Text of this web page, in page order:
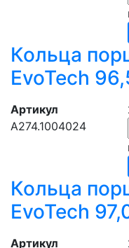
Кольца
EvoTech
Артикул
А274.1004024
Кольца
EvoTech
Артикул